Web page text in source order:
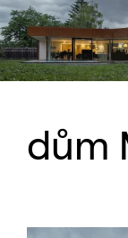
dům